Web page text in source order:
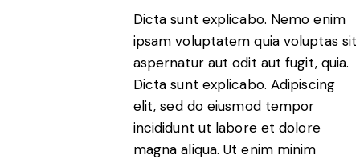
Dicta sunt explicabo. Nemo enim
ipsam voluptatem quia voluptas sit
aspernatur aut odit aut fugit, quia.
Dicta sunt explicabo. Adipiscing
elit, sed do eiusmod tempor
incididunt ut labore et dolore
magna aliqua. Ut enim minim